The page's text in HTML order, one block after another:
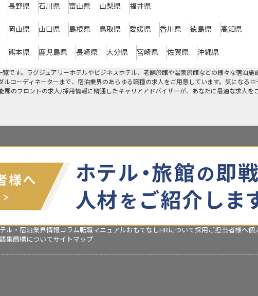
長野県 石川県 富山県 山梨県 福井県
岡山県 山口県 島根県 鳥取県 愛媛県 香川県 徳島県 高知県
熊本県 鹿児島県 長崎県 大分県 宮崎県 佐賀県 沖縄県
覧です。ラグジュアリーホテルやビジネスホテル、老舗旅館や温泉旅館などの様々な宿泊
ルコーディネーターまで、宿泊業界のあらゆる職種の求人をご用意しています。気になる
郡のフロントの求人/採用情報に精通したキャリアアドバイザーが、あなたに最適な求人を
ル・宿泊業界情報コラム転職マニュアルおもてなしHRについて採用ご担当者様へ個
集商標についてサイトマップ